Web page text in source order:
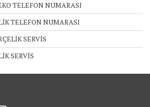
TELEFON NUMARASI
TELEFON NUMARASI
SERVİS
SERVİS